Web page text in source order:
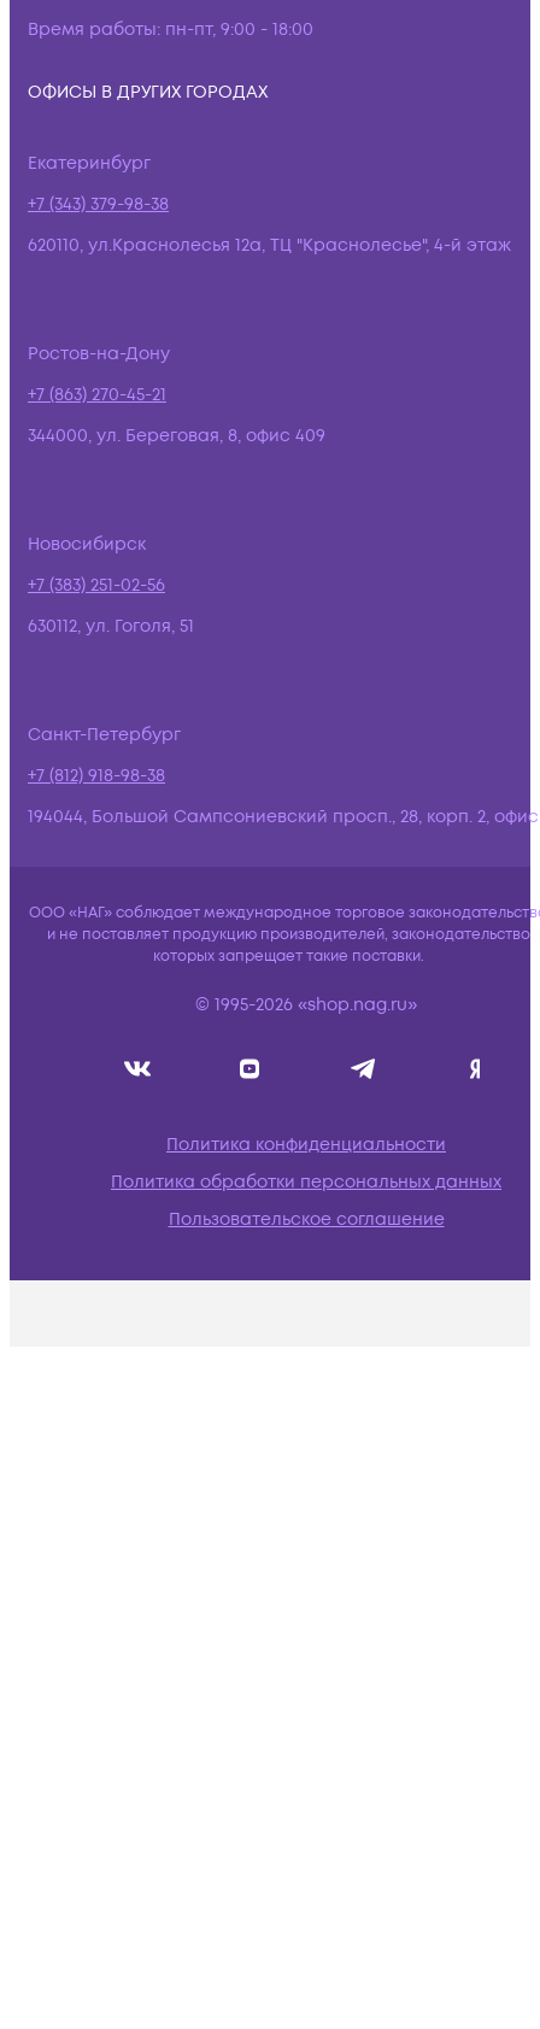
Время работы: пн-пт, 9:00 - 18:00
ОФИСЫ В ДРУГИХ ГОРОДАХ
Екатеринбург
+7 (343) 379-98-38
620110, ул.Краснолесья 12а, ТЦ "Краснолесье", 4-й этаж
Ростов-на-Дону
+7 (863) 270-45-21
344000, ул. Береговая, 8, офис 409
Новосибирск
+7 (383) 251-02-56
630112, ул. Гоголя, 51
Санкт-Петербург
+7 (812) 918-98-38
194044, Большой Сампсониевский просп., 28, корп. 2,
ООО «НАГ» соблюдает международное торговое
и не поставляет продукцию производителей, законодательство
которых запрещает такие поставки.
© 1995-2026 «shop.nag.ru»
Политика конфиденциальности
Политика обработки персональных данных
Пользовательское соглашение